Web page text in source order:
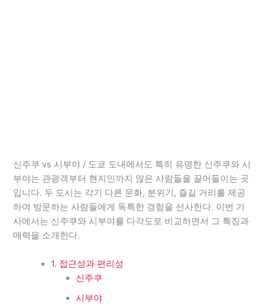
신주쿠 vs 시부야 / 도쿄 도내에서도 특히 유명한 신주쿠와 시
부야는 관광객부터 현지인까지 많은 사람들을 끌어들이는 곳
입니다. 두 도시는 각기 다른 문화, 분위기, 즐길 거리를 제공
하여 방문하는 사람들에게 독특한 경험을 선사한다. 이번 기
사에서는 신주쿠와 시부야를 다각도로 비교하면서 그 특징과
매력을 소개한다.
1. 접근성과 편리성
신주쿠
시부야